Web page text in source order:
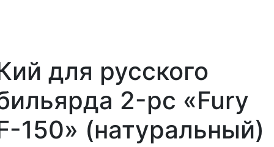
для русского
2-pc «Fury
150» (натуральный)